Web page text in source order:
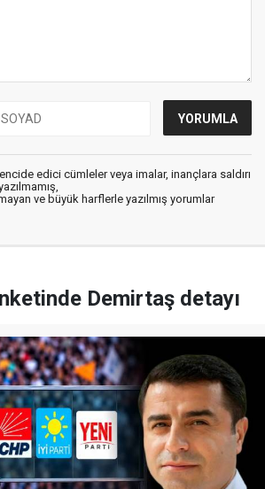
edici cümleler veya imalar, inançlara saldırı
ve büyük harflerle yazılmış yorumlar
Demirtaş detayı